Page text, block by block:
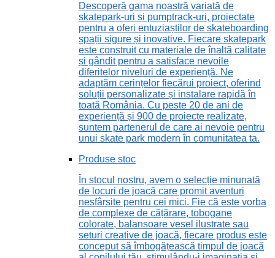
Descoperă gama noastră variată de
skatepark-uri și pumptrack-uri, proiectate
pentru a oferi entuziaștilor de skateboarding
spații sigure și inovative. Fiecare skatepark
este construit cu materiale de înaltă calitate
și gândit pentru a satisface nevoile
diferitelor niveluri de experiență. Ne
adaptăm cerințelor fiecărui proiect, oferind
soluții personalizate și instalare rapidă în
toată România. Cu peste 20 de ani de
experiență și 900 de proiecte realizate,
suntem partenerul de care ai nevoie pentru
unui skate park modern în comunitatea ta.
Produse stoc
În stocul nostru, avem o selecție minunată
de locuri de joacă care promit aventuri
nesfârșite pentru cei mici. Fie că este vorba
de complexe de cățărare, tobogane
colorate, balansoare vesel ilustrate sau
seturi creative de joacă, fiecare produs este
conceput să îmbogățească timpul de joacă